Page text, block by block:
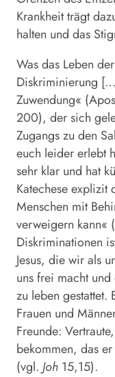
Krankheit trägt
halten und das
Was das Leben
Diskriminierung
Zuwendung«
200), der sich
Zugangs zu den
euch leider erlebt
sehr klar und hat
Katechese explizit
Menschen mit
verweigern kann«
Diskriminationen
Jesus, die wir als
uns frei macht
zu leben gestattet.
Frauen und
Freunde:
bekommen, das
(vgl. Joh 15,15).